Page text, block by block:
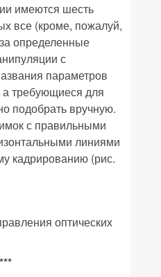
имеются шесть
все (кроме, пожалуй,
определенные
с
параметров
а требующиеся для
подобрать вручную.
с правильными
линиями
кадрированию (рис.
оптических
***